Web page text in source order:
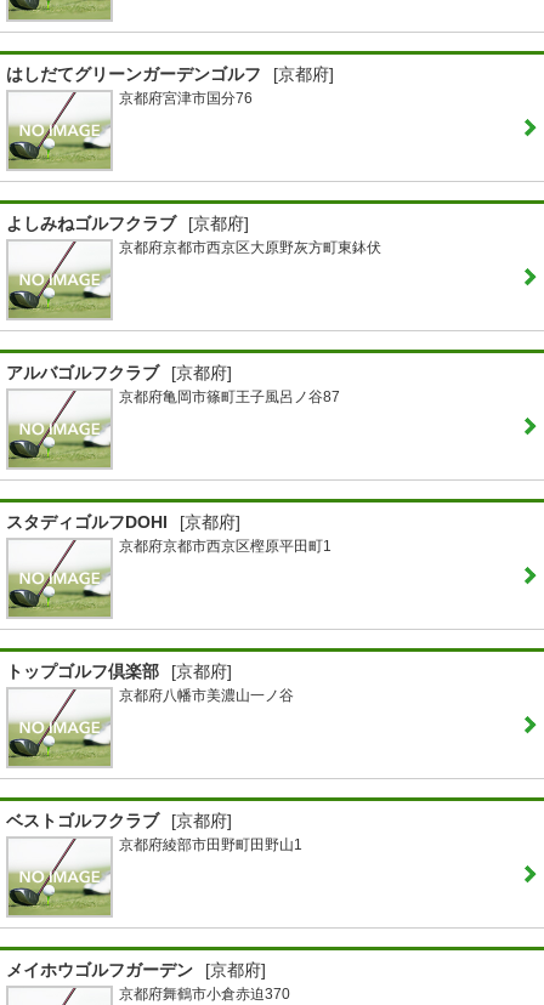
はしだてグリーンガーデンゴルフ [京都府]
京都府宮津市国分76
よしみねゴルフクラブ [京都府]
京都府京都市西京区大原野灰方町東鉢伏
アルバゴルフクラブ [京都府]
京都府亀岡市篠町王子風呂ノ谷87
スタディゴルフDOHI [京都府]
京都府京都市西京区樫原平田町1
トップゴルフ倶楽部 [京都府]
京都府八幡市美濃山一ノ谷
ベストゴルフクラブ [京都府]
京都府綾部市田野町田野山1
メイホウゴルフガーデン [京都府]
京都府舞鶴市小倉赤迫370